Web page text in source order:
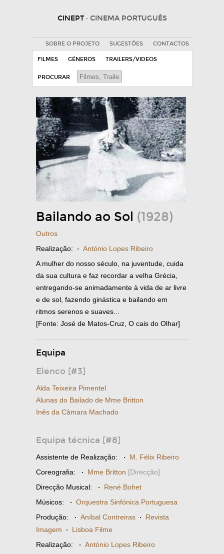
CINEPT · CINEMA PORTUGUÊS
SOBRE O PROJETO SUGESTÕES CONTACTOS
FILMES GÉNEROS TRAILERS/VIDEOS
PROCURAR
Bailando ao Sol (1928)
Outros
Realização: · António Lopes Ribeiro
A mulher do nosso século, na juventude, cuida
da sua cultura e faz recordar a velha Grécia,
entregando-se animadamente à vida de ar livre
e de sol, fazendo ginástica e bailando em
ritmos serenos e suaves...
[Fonte: José de Matos-Cruz, O cais do Olhar]
Equipa
Elenco [#3]
Alda Teixeira Pimentel
Alunas do Bailado de Mme Britton
Inês da Câmara Machado
Equipa técnica [#8]
Assistente de Realização: · M. Félix Ribeiro
Coreografia: · Mme Britton [Direcção]
Direcção Musical: · René Bohet
Músicos: · Orquestra Sinfónica Portuguesa
Produção: · Aníbal Contreiras · Revista
Imagem · Lisboa Filme
Realização: · António Lopes Ribeiro